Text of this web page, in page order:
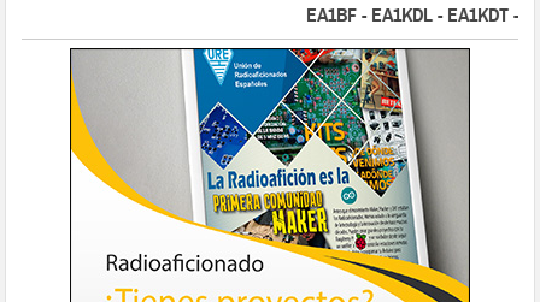
EA1BF - EA1KDL - EA1KDT -